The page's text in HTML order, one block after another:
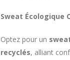
Sweat Écologique
Optez pour un
recyclés, alliant